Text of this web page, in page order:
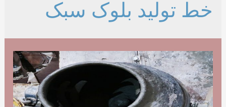
خط تولید بلوک سبک